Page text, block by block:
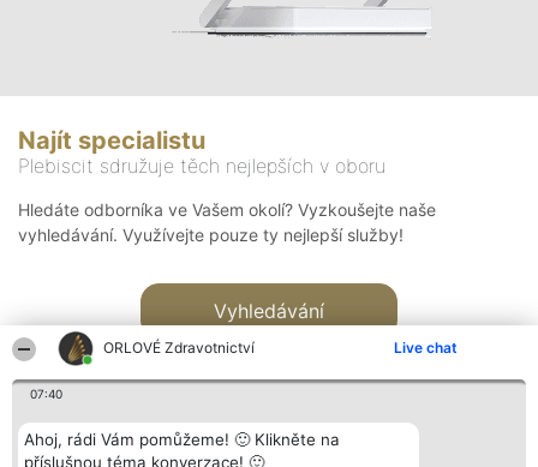
ORLOVÉ Zdravotnictví Live chat
07:40
Ahoj, rádi Vám pomůžeme! 🙂 Klikněte na
příslušnou téma konverzace! 🙂
Najít specialistu
Plebiscit sdružuje těch nejlepších v oboru
Hledáte odborníka ve Vašem okolí? Vyzkoušejte naše
vyhledávání. Využívejte pouze ty nejlepší služby!
Vyhledávání